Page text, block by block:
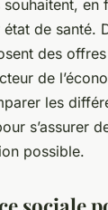
souhaitent,
de santé.
des
de
les
s’assurer
possible.